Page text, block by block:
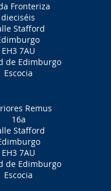
Fronteriza
dieciséis
Stafford
EH3 7AU
de Edimburgo
Escocia
Remus
16a
Stafford
EH3 7AU
de Edimburgo
Escocia